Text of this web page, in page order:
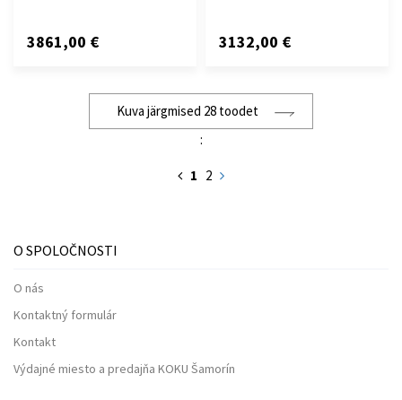
3861,00 € 3132,00 €
Kuva järgmised 28 toodet
:
1 2
O SPOLOČNOSTI
O nás
Kontaktný formulár
Kontakt
Výdajné miesto a predajňa KOKU Šamorín